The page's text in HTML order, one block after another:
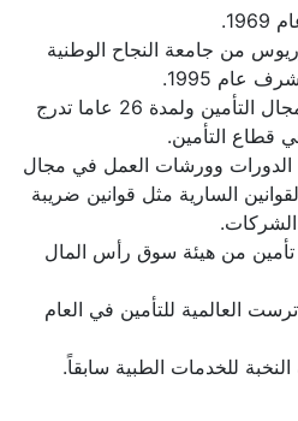
من جامعة النجاح الوطنية
عام 1995.
عمل سنوات عديدة في مجال التأمين ولمدة 26 عاما تدرج
التأمين.
وورشات العمل في مجال
السارية مثل قوانين ضريبة
من هيئة سوق رأس المال
العالمية للتأمين في العام
للخدمات الطبية سابقاً.